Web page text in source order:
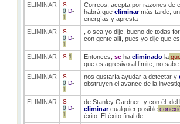
ELIMINAR S-
0 D-
1
Correos, acepta por razones de
habrá queeliminarmás tarde,
energías y apresta
ELIMINAR
S-
0 D-
1
, o sea yo dije, bueno de todas
con gente allí, pues yo dije que
ELIMINAR S-1 Entonces, sehaeliminadola
que es agresivo al límite, no
ELIMINAR
S-
0 D-
1
nos gustaría ayudar a detectar y
obstruyen el avance de la
ELIMINAR S-
0 D-
1
de Stanley Gardner -y con él,
eliminarcualquier posible
éxito. El éxito final de